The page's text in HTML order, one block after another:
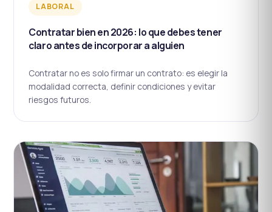
LABORAL
Contratar bien en 2026: lo que debes tener
claro antes de incorporar a alguien
Contratar no es solo firmar un contrato: es elegir la
modalidad correcta, definir condiciones y evitar
riesgos futuros.